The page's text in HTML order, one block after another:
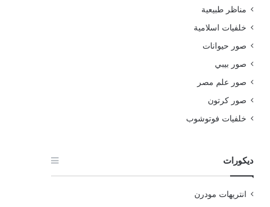
مناظر طبيعية
خلفيات اسلامية
صور حيوانات
صور بيبي
صور علم مصر
صور كرتون
خلفيات فوتوشوب
ديكورات
انتريهات مودرن